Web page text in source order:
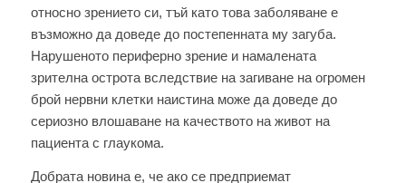
относно зрението си, тъй като това заболяване е
възможно да доведе до постепенната му загуба.
Нарушеното периферно зрение и намалената
зрителна острота вследствие на загиване на огромен
брой нервни клетки наистина може да доведе до
сериозно влошаване на качеството на живот на
пациента с глаукома.
Добрата новина е, че ако се предприемат